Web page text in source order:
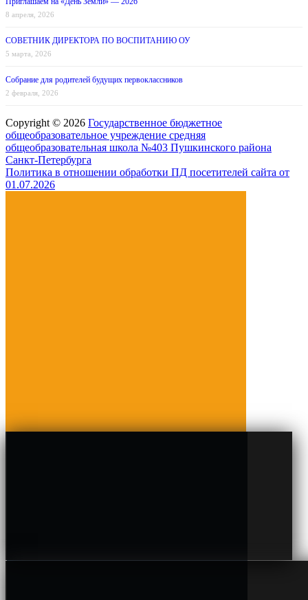
8 апреля, 2026
СОВЕТНИК ДИРЕКТОРА ПО ВОСПИТАНИЮ ОУ
5 марта, 2026
Собрание для родителей будущих первоклассников
2 февраля, 2026
Copyright © 2026 Государственное бюджетное
общеобразовательное учреждение средняя
общеобразовательная школа №403 Пушкинского района
Санкт-Петербурга
Политика в отношении обработки ПД посетителей сайта от
01.07.2026